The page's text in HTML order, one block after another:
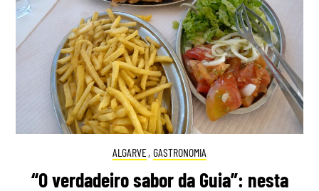
ALGARVE, GASTRONOMIA
“O verdadeiro sabor da Guia”: nesta